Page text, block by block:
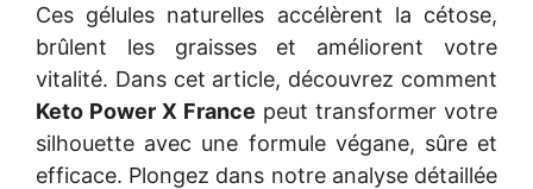
Ces gélules naturelles accélèrent la cétose,
brûlent les graisses et améliorent votre
vitalité. Dans cet article, découvrez comment
Keto Power X France peut transformer votre
silhouette avec une formule végane, sûre et
efficace. Plongez dans notre analyse détaillée